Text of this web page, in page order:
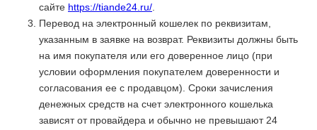
сайте https://tiande24.ru/
Перевод на электронный кошелек по реквизитам,
указанным в заявке на возврат. Реквизиты должны быть
на имя покупателя или его доверенное лицо (при
условии оформления покупателем доверенности и
согласования ее с продавцом). Сроки зачисления
денежных средств на счет электронного кошелька
зависят от провайдера и обычно не превышают 24